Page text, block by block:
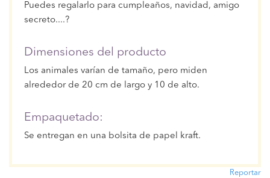
Puedes regalarlo para cumpleaños, navidad, amigo
secreto....?
Dimensiones del producto
Los animales varían de tamaño, pero miden
alrededor de 20 cm de largo y 10 de alto.
Empaquetado:
Se entregan en una bolsita de papel kraft.
Reportar